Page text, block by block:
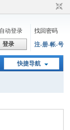
自动登录
找回密码
登录 注-册-帐-号
快捷导航